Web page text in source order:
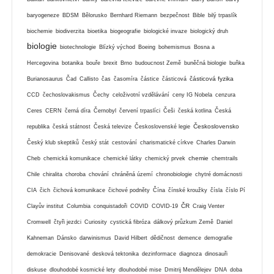
baryogeneze BDSM Bělorusko Bernhard Riemann bezpečnost Bible bilý trpaslík
biochemie biodiverzita bioetika biogeografie biologické invaze biologický druh
biologie biotechnologie Blízký východ Boeing bohemismus Bosna a
Hercegovina botanika bouře brexit Brno budoucnost Země buněčná biologie buňka
Burianosaurus Čad Callisto čas časomíra částice částicová částicová fyzika
CCD čechoslovakismus Čechy celoživotní vzdělávání ceny IG Nobela cenzura
Ceres CERN černá díra Černobyl červení trpaslíci Češi česká kotlina Česká
republika česká státnost Česká televize Československé legie Československo
Český klub skeptiků český stát cestování charismatické církve Charles Darwin
Cheb chemická komunikace chemické látky chemický prvek chemie chemtrails
Chile chiralita choroba chování chráněná území chronobiologie chytré domácnosti
CIA čich čichová komunikace čichové podněty Čína čínské kroužky čísla číslo Pí
Clayův institut Columbia conquistadoři COVID COVID-19 ČR Craig Venter
Cromwell čtyři jezdci Curiosity cystická fibróza dálkový průzkum Země Daniel
Kahneman Dánsko darwinismus David Hilbert dědičnost demence demografie
demokracie Denisované desková tektonika dezinformace diagnoza dinosauři
diskuse dlouhodobé kosmické lety dlouhodobé mise Dmitrij Mendělejev DNA doba